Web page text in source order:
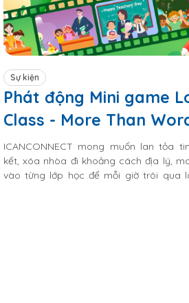
Sự kiện
Phát động Mini game
Class - More Than
ICANCONNECT mong muốn lan tỏa
kết, xóa nhòa đi khoảng cách địa lý,
vào từng lớp học để mỗi giờ trôi qua